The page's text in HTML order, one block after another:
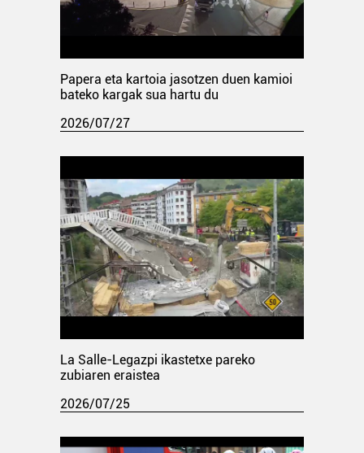
Papera eta kartoia jasotzen duen kamioi
bateko kargak sua hartu du
2026/07/27
La Salle-Legazpi ikastetxe pareko
zubiaren eraistea
2026/07/25